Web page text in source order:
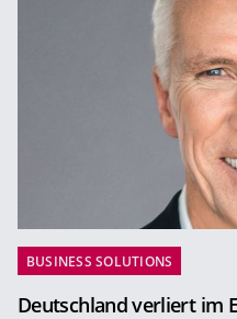
BUSINESS SOLUTIONS
Deutschland verliert im